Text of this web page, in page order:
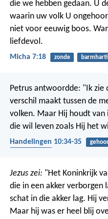
die we hebben gedaan. U
waarin uw volk U
niet voor eeuwig boos.
liefdevol.
Micha 7:18 zonde
Petrus antwoordde: "Ik zie
verschil maakt tussen de
volken. Maar Hij houdt
die wil leven zoals Hij het
Handelingen 10:34-35
Jezus zei: "Het Koninkrijk
die in een akker verborgen
schat in die akker lag. Hij
Maar hij was er heel blij